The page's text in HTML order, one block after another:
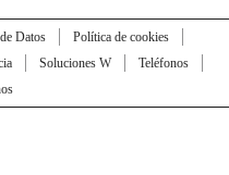
Datos
Política de cookies
Soluciones W
Teléfonos